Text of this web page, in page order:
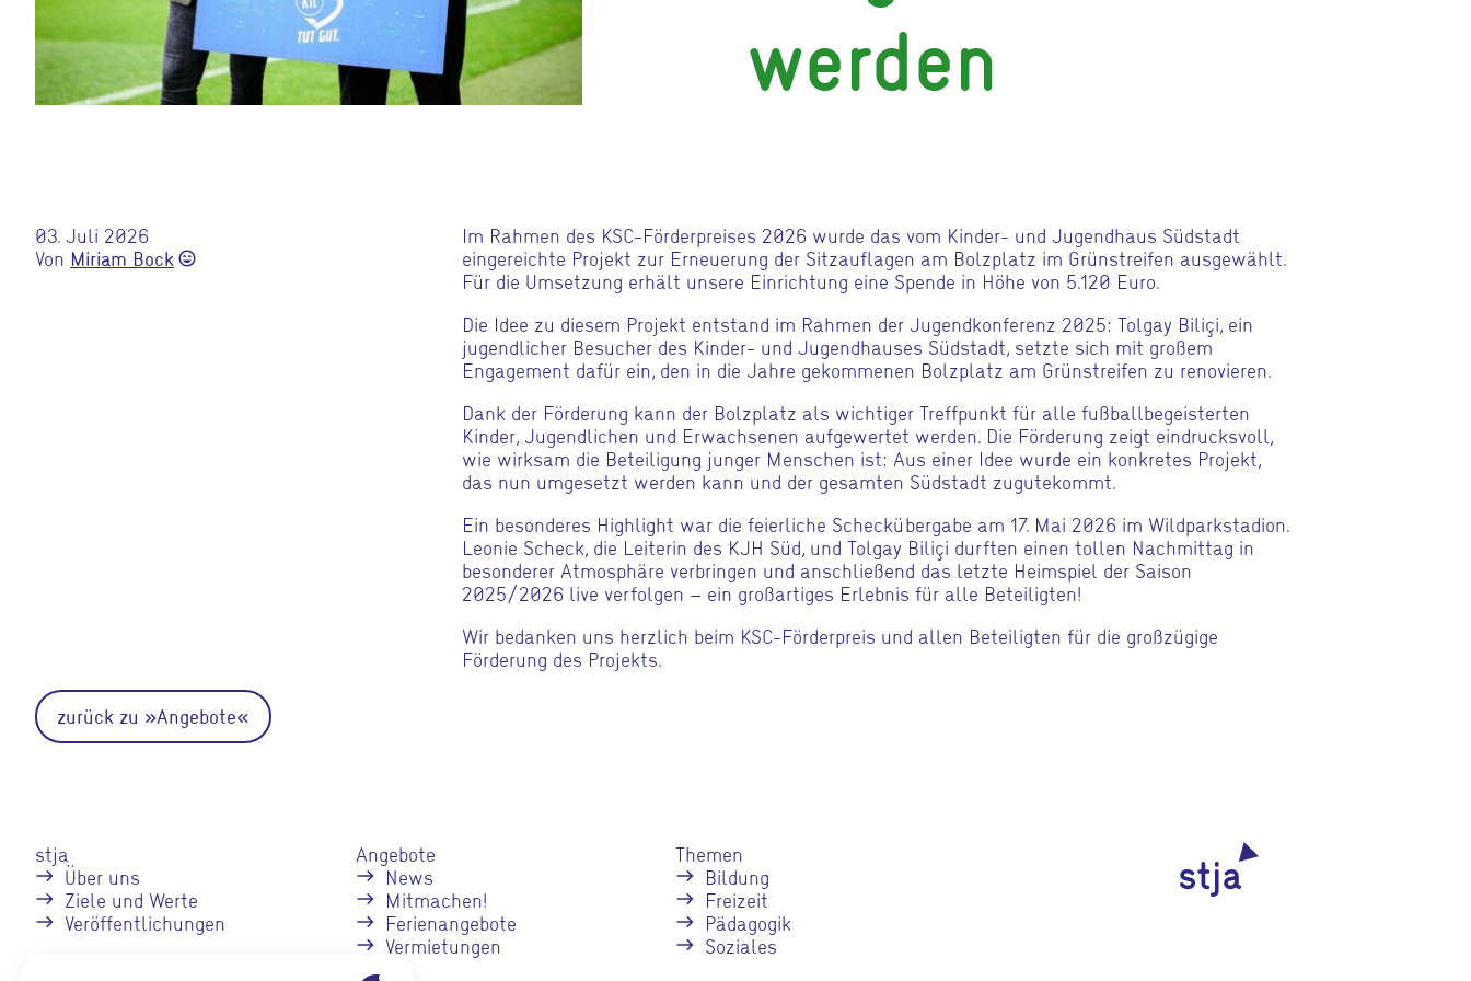
werden
03. Juli 2026
Von Miriam Bock sentiment_very_satisfied
Im Rahmen des KSC-Förderpreises 2026 wurde das vom Kinder- und Jugendhaus Südstadt
eingereichte Projekt zur Erneuerung der Sitzauflagen am Bolzplatz im Grünstreifen ausgewählt.
Für die Umsetzung erhält unsere Einrichtung eine Spende in Höhe von 5.120 Euro.
Die Idee zu diesem Projekt entstand im Rahmen der Jugendkonferenz 2025: Tolgay Biliçi, ein
jugendlicher Besucher des Kinder- und Jugendhauses Südstadt, setzte sich mit großem
Engagement dafür ein, den in die Jahre gekommenen Bolzplatz am Grünstreifen zu renovieren.
Dank der Förderung kann der Bolzplatz als wichtiger Treffpunkt für alle fußballbegeisterten
Kinder, Jugendlichen und Erwachsenen aufgewertet werden. Die Förderung zeigt eindrucksvoll,
wie wirksam die Beteiligung junger Menschen ist: Aus einer Idee wurde ein konkretes Projekt,
das nun umgesetzt werden kann und der gesamten Südstadt zugutekommt.
Ein besonderes Highlight war die feierliche Scheckübergabe am 17. Mai 2026 im Wildparkstadion.
Leonie Scheck, die Leiterin des KJH Süd, und Tolgay Biliçi durften einen tollen Nachmittag in
besonderer Atmosphäre verbringen und anschließend das letzte Heimspiel der Saison
2025/2026 live verfolgen – ein großartiges Erlebnis für alle Beteiligten!
Wir bedanken uns herzlich beim KSC-Förderpreis und allen Beteiligten für die großzügige
Förderung des Projekts.
zurück zu »Angebote«
stja
Über uns
Ziele und Werte
Veröffentlichungen
Angebote
News
Mitmachen!
Ferienangebote
Vermietungen
Themen
Bildung
Freizeit
Pädagogik
Soziales